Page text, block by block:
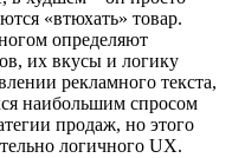
«втюхать» товар.
определяют
их вкусы и логику
рекламного текста,
наибольшим спросом
продаж, но этого
логичного UX.